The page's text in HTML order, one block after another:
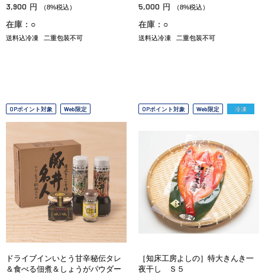
3,900 円 （8%税込）
在庫：○
送料込冷凍 二重包装不可
5,000 円 （8%税込）
在庫：○
送料込冷凍 二重包装不可
OPポイント対象 Web限定
ドライブインいとう甘辛秘伝タレ
＆食べる佃煮＆しょうがパウダー
OPポイント対象 Web限定 冷凍
［知床工房よしの］特大きんき一
夜干し Ｓ５